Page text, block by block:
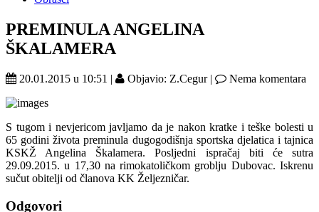
PREMINULA ANGELINA
ŠKALAMERA
20.01.2015 u 10:51 | Objavio: Z.Cegur | Nema komentara
S tugom i nevjericom javljamo da je nakon kratke i teške bolesti u
65 godini života preminula dugogodišnja sportska djelatica i tajnica
KSKŽ Angelina Škalamera. Posljedni ispračaj biti će sutra
29.09.2015. u 17,30 na rimokatoličkom groblju Dubovac. Iskrenu
sučut obitelji od članova KK Željezničar.
Odgovori